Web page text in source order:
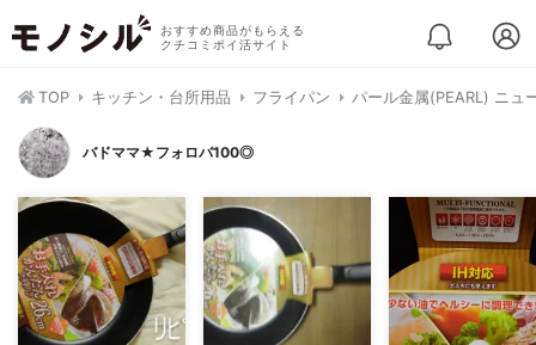
おすすめ商品がもらえる
クチコミポイ活サイト
TOP キッチン・台所用品 フライパン パール金属(PEARL) ニュ
バドママ★フォロバ100◎